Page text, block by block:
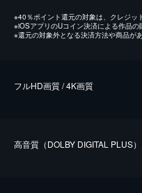
※40％ポイント還元の対象は、クレジッ
※iOSアプリのUコイン決済による作品の
※還元の対象外となる決済方法や商品が
フルHD画質 / 4K画質
⾼⾳質（DOLBY DIGITAL PLUS）